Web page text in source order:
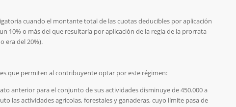
cuando el montante total de las cuotas deducibles por aplicación
10% o más del que resultaría por aplicación de la regla de la prorrata
era del 20%).
que permiten al contribuyente optar por este régimen:
anterior para el conjunto de sus actividades disminuye de 450.000 a
las actividades agrícolas, forestales y ganaderas, cuyo límite pasa de